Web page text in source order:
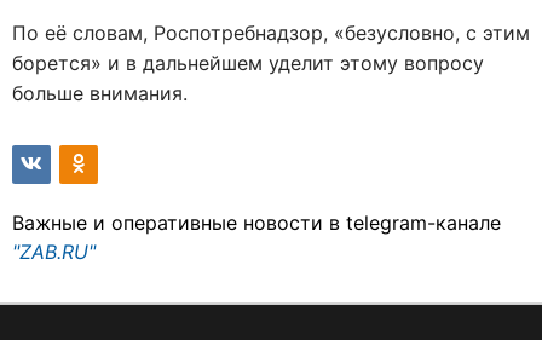
По её словам, Роспотребнадзор, «безусловно, с этим
борется» и в дальнейшем уделит этому вопросу
больше внимания.
Важные и оперативные новости в telegram-канале
"ZAB.RU"